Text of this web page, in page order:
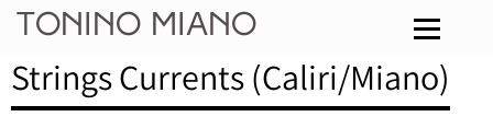
Tonino Miano
Strings Currents (Caliri/Miano)